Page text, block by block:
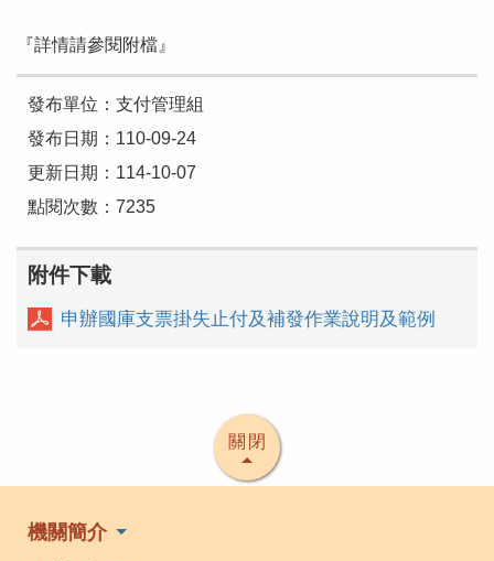
『詳情請參閱附檔』
發布單位：支付管理組
發布日期：110-09-24
更新日期：114-10-07
點閱次數：7235
附件下載
申辦國庫支票掛失止付及補發作業說明及範例
關閉
機關簡介